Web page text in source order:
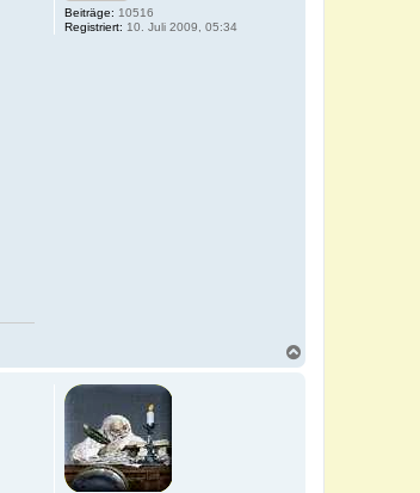
Beiträge: 10516
Registriert: 10. Juli 2009, 05:34